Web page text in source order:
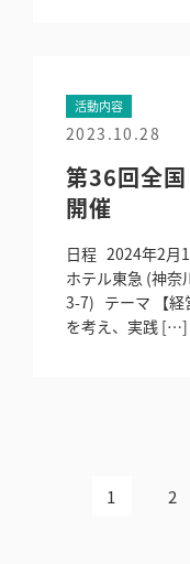
活動内容
2023.10.28
第36回全
開催
日程 2024年2月
ホテル東急 (神奈
3-7) テーマ 【経
を考え、実践 […]
1 2